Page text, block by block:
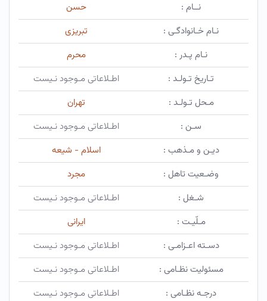
نــام :
حسن
نـام خـانوادگـی :
تبریزی
نـام پـدر :
محرم
تـاریخ تـولـد :
اطـلاعاتی مـوجود نـیست
مـحل تـولـد :
تهران
سـن :
اطـلاعاتی مـوجود نـیست
دیـن و مـذهب :
اسلام - شیعه
وضـعیت تاهل :
مجرد
شـغل :
اطـلاعاتی مـوجود نـیست
مـلّیـت :
ایرانی
دسـته اعـزامـی :
اطـلاعاتی مـوجود نـیست
مسئولیت نظـامی :
اطـلاعاتی مـوجود نـیست
درجـه نظـامی :
اطـلاعاتی مـوجود نـیست